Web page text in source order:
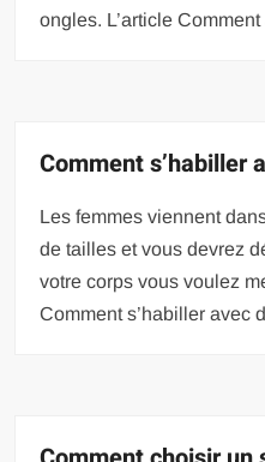
ongles. L’article
Comment s’habiller
Les femmes viennent
de tailles et vous devrez
votre corps vous voulez
Comment s’habiller avec